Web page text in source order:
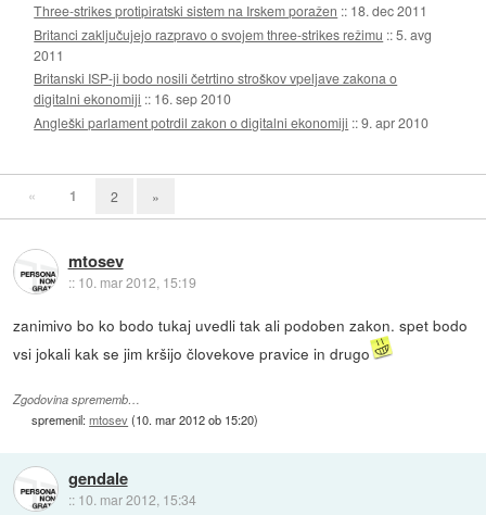
Three-strikes protipiratski sistem na Irskem poražen :: 18. dec 2011
Britanci zaključujejo razpravo o svojem three-strikes režimu ::5. avg
2011
Britanski ISP-ji bodo nosili četrtino stroškov vpeljave zakona o
digitalni ekonomiji :: 16. sep 2010
Angleški parlament potrdil zakon o digitalni ekonomiji ::9. apr 2010
« 1 2 »
mtosev
:: 10. mar 2012, 15:19
zanimivo bo ko bodo tukaj uvedli tak ali podoben zakon. spet bodo
vsi jokali kak se jim kršijo človekove pravice in drugo
Zgodovina sprememb…
spremenil:mtosev(10. mar 2012 ob 15:20)
gendale
:: 10. mar 2012, 15:34